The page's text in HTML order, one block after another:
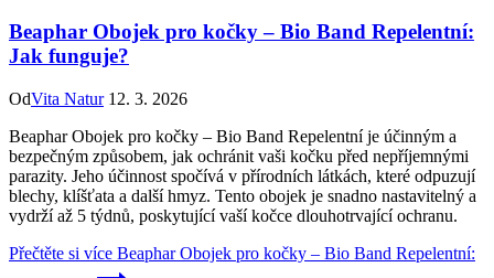
Beaphar Obojek pro kočky – Bio Band Repelentní:
Jak funguje?
OdVita Natur 12. 3. 2026
Beaphar Obojek pro kočky – Bio Band Repelentní je účinným a
bezpečným způsobem, jak ochránit vaši kočku před nepříjemnými
parazity. Jeho účinnost spočívá v přírodních látkách, které odpuzují
blechy, klíšťata a další hmyz. Tento obojek je snadno nastavitelný a
vydrží až 5 týdnů, poskytující vaší kočce dlouhotrvající ochranu.
Přečtěte si více Beaphar Obojek pro kočky – Bio Band Repelentní: